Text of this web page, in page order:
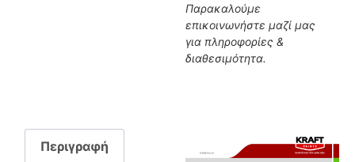
Παρακαλούμε
επικοινωνήστε μαζί μας
για πληροφορίες &
διαθεσιμότητα.
Περιγραφή